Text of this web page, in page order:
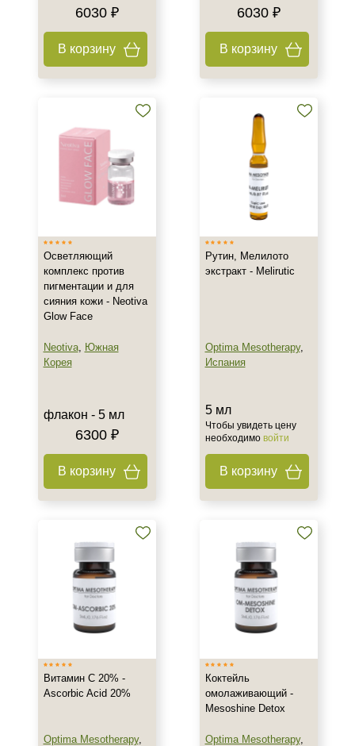
6030 ₽
В корзину
6030 ₽
В корзину
Осветляющий
комплекс против
пигментации и для
сияния кожи - Neotiva
Glow Face
Neotiva, Южная
Корея
флакон - 5 мл
6300 ₽
В корзину
Рутин, Мелилото
экстракт - Melirutic
Optima Mesotherapy,
Испания
5 мл
Чтобы увидеть цену
необходимо войти
В корзину
Витамин C 20% -
Ascorbic Acid 20%
Optima Mesotherapy,
Коктейль
омолаживающий -
Mesoshine Detox
Optima Mesotherapy,